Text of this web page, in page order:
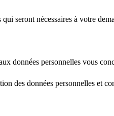
seront nécessaires à votre
données personnelles vous
des données personnelles et